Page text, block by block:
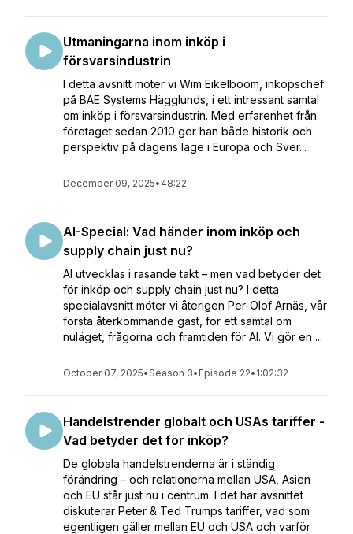
Utmaningarna inom inköp i
försvarsindustrin
I detta avsnitt möter vi Wim Eikelboom, inköpschef
på BAE Systems Hägglunds, i ett intressant samtal
om inköp i försvarsindustrin. Med erfarenhet från
företaget sedan 2010 ger han både historik och
perspektiv på dagens läge i Europa och Sver...
December 09, 2025• 48:22
AI-Special: Vad händer inom inköp och
supply chain just nu?
AI utvecklas i rasande takt – men vad betyder det
för inköp och supply chain just nu? I detta
specialavsnitt möter vi återigen Per-Olof Arnäs, vår
första återkommande gäst, för ett samtal om
nuläget, frågorna och framtiden för AI. Vi gör en ...
October 07, 2025•Season 3• Episode 22• 1:02:32
Handelstrender globalt och USAs tariffer -
Vad betyder det för inköp?
De globala handelstrenderna är i ständig
förändring – och relationerna mellan USA, Asien
och EU står just nu i centrum. I det här avsnittet
diskuterar Peter & Ted Trumps tariffer, vad som
egentligen gäller mellan EU och USA och varför